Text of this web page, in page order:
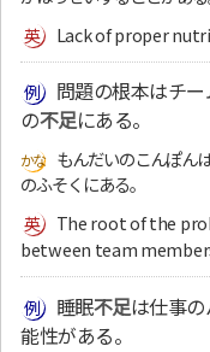
Lack of proper
問題の根本はチ
の不足にある。
もんだいのこんぽん
のふそくにある。
The root of the
between team
睡眠不足は仕事
能性がある。